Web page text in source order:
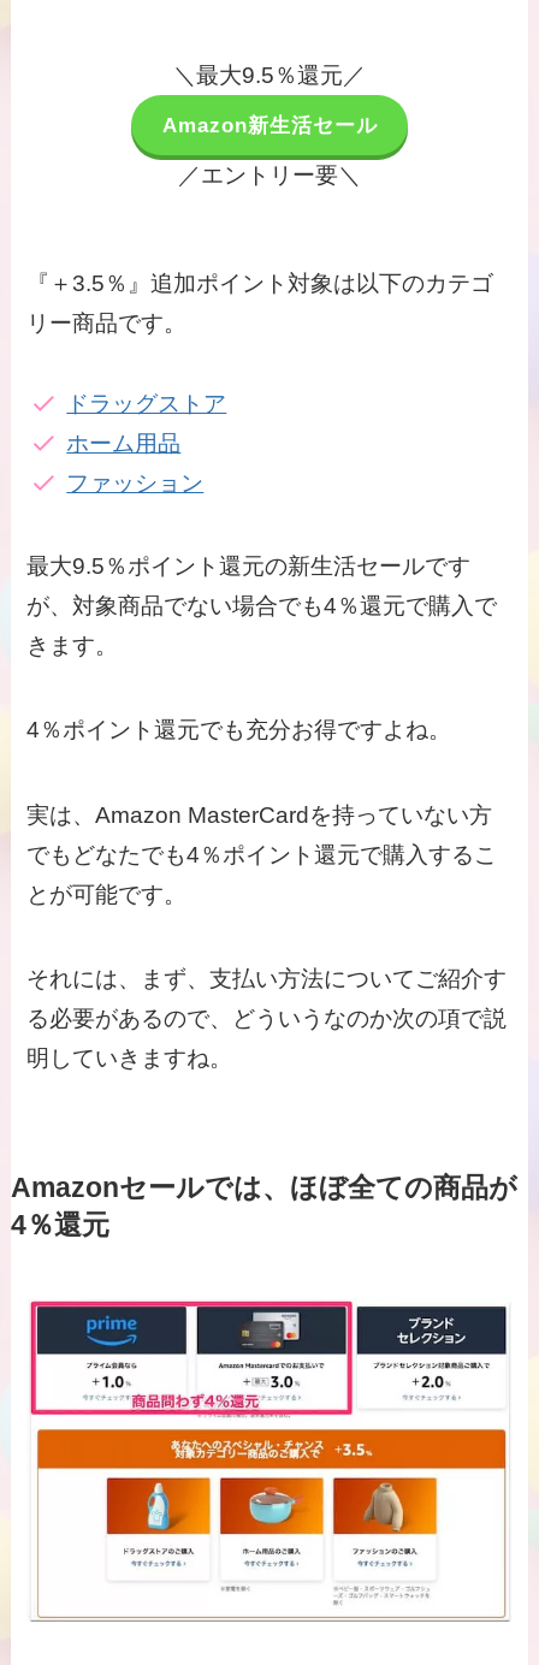
＼最大9.5％還元／
Amazon新生活セール
／エントリー要＼
『＋3.5％』追加ポイント対象は以下のカテゴ
リー商品です。
ドラッグストア
ホーム用品
ファッション
最大9.5％ポイント還元の新生活セールです
が、対象商品でない場合でも4％還元で購入で
きます。
4％ポイント還元でも充分お得ですよね。
実は、Amazon MasterCardを持っていない方
でもどなたでも4％ポイント還元で購入するこ
とが可能です。
それには、まず、支払い方法についてご紹介す
る必要があるので、どういうなのか次の項で説
明していきますね。
Amazonセールでは、ほぼ全ての商品が
4％還元